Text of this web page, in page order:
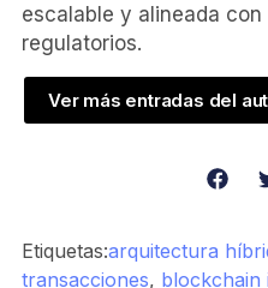
escalable y alineada
regulatorios.
Ver más entradas del
Etiquetas:arquitectura
transacciones, blockchain